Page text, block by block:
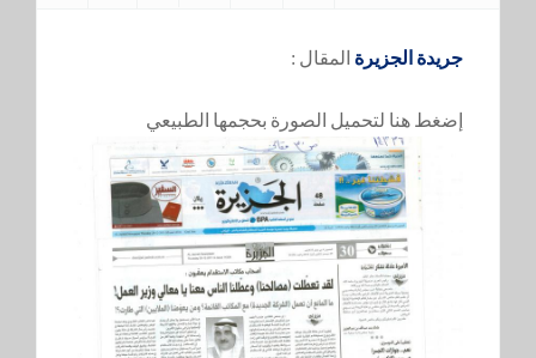
جريدة الجزيرة المقال :
إضغط هنا لتحميل الصورة بحجمها الطبيعي